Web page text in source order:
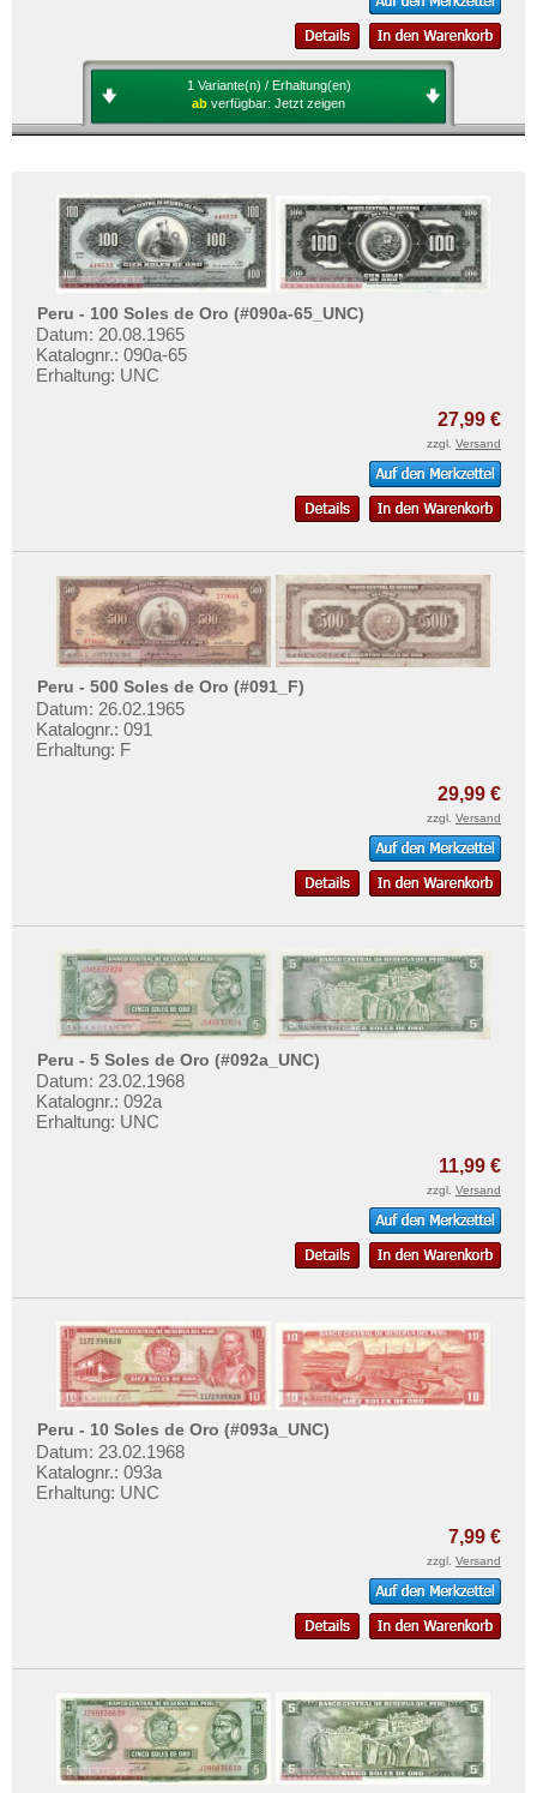
1 Variante(n) / Erhaltung(en)
ab verfügbar: Jetzt zeigen
Peru - 100 Soles de Oro (#090a-65_UNC)
Datum: 20.08.1965
Katalognr.: 090a-65
Erhaltung: UNC
27,99 €
zzgl. Versand
Peru - 500 Soles de Oro (#091_F)
Datum: 26.02.1965
Katalognr.: 091
Erhaltung: F
29,99 €
zzgl. Versand
Peru - 5 Soles de Oro (#092a_UNC)
Datum: 23.02.1968
Katalognr.: 092a
Erhaltung: UNC
11,99 €
zzgl. Versand
Peru - 10 Soles de Oro (#093a_UNC)
Datum: 23.02.1968
Katalognr.: 093a
Erhaltung: UNC
7,99 €
zzgl. Versand